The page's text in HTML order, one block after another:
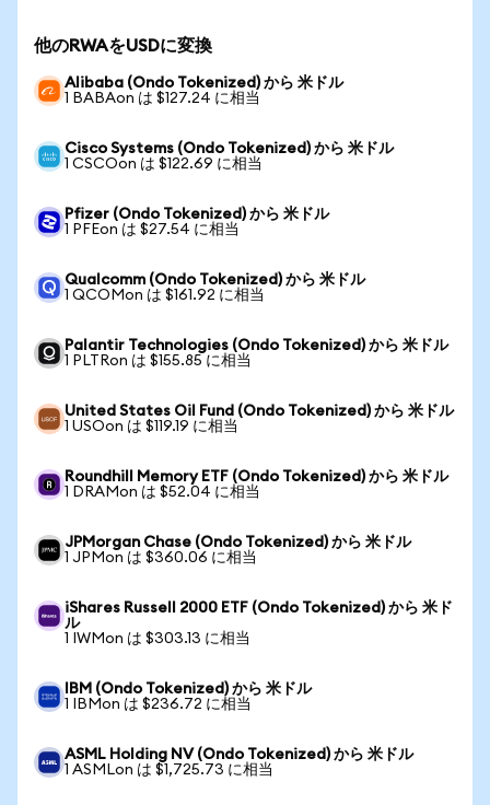
他のRWAをUSDに変換
Alibaba (Ondo Tokenized) から 米ドル
1 BABAon は $127.24 に相当
Cisco Systems (Ondo Tokenized) から 米ドル
1 CSCOon は $122.69 に相当
Pfizer (Ondo Tokenized) から 米ドル
1 PFEon は $27.54 に相当
Qualcomm (Ondo Tokenized) から 米ドル
1 QCOMon は $161.92 に相当
Palantir Technologies (Ondo Tokenized) から 米ドル
1 PLTRon は $155.85 に相当
United States Oil Fund (Ondo Tokenized) から 米ドル
1 USOon は $119.19 に相当
Roundhill Memory ETF (Ondo Tokenized) から 米ドル
1 DRAMon は $52.04 に相当
JPMorgan Chase (Ondo Tokenized) から 米ドル
1 JPMon は $360.06 に相当
iShares Russell 2000 ETF (Ondo Tokenized) から 米ド
ル
1 IWMon は $303.13 に相当
IBM (Ondo Tokenized) から 米ドル
1 IBMon は $236.72 に相当
ASML Holding NV (Ondo Tokenized) から 米ドル
1 ASMLon は $1,725.73 に相当